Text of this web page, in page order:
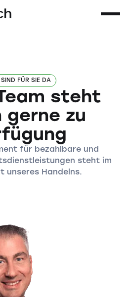
FÜR SIE DA
steht
gerne zu
für bezahlbare und
steht im
unseres Handelns.